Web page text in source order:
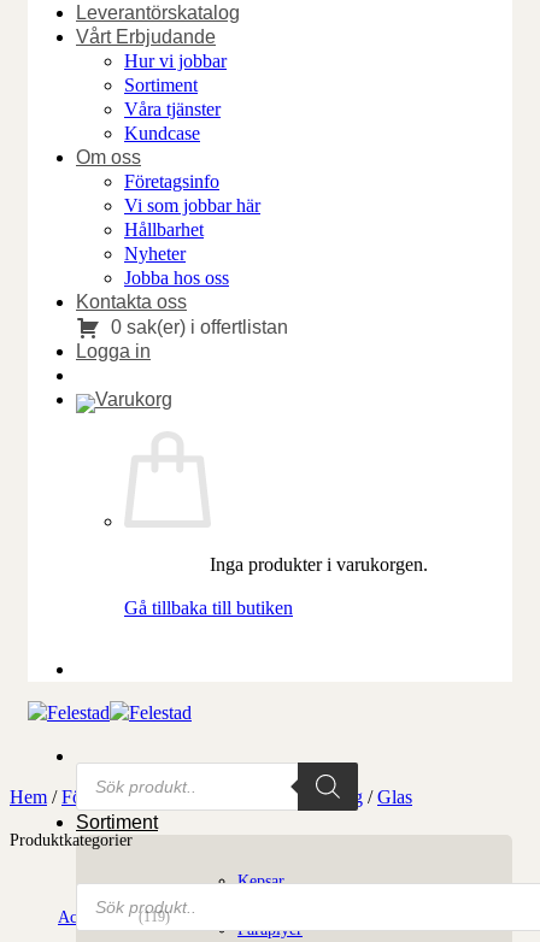
Leverantörskatalog
Vårt Erbjudande
Hur vi jobbar
Sortiment
Våra tjänster
Kundcase
Om oss
Företagsinfo
Vi som jobbar här
Hållbarhet
Nyheter
Jobba hos oss
Kontakta oss
0 sak(er) i offertlistan
Logga in
Inga produkter i varukorgen.
Gå tillbaka till butiken
Produktsökning
Sortiment
Produktsökning
Hem / Företagsgåvor / Matlagning & Dukning / Glas
Produktkategorier
Accessoarer(119)
Kepsar
Paraplyer